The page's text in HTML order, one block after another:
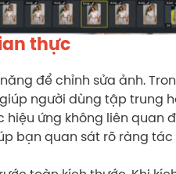
thực
để chỉnh sửa ảnh.
người dùng tập trung
ứng không liên quan
bạn quan sát rõ ràng